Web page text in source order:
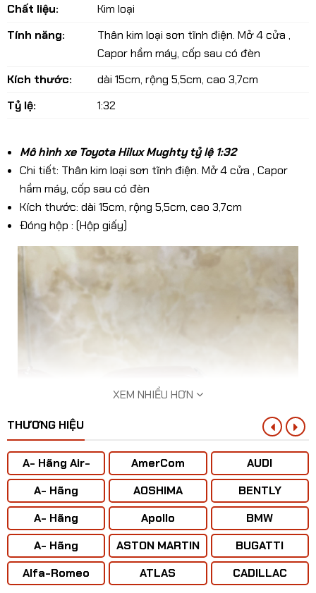
Chất liệu:
Kim loại
Tính năng:
Thân kim loại sơn tĩnh điện. Mở 4 cửa ,
Capor hầm máy, cốp sau có đèn
Kích thước:
dài 15cm, rộng 5,5cm, cao 3,7cm
Tỷ lệ:
1:32
Mô hình xe Toyota Hilux Mughty tỷ lệ 1:32
Chi tiết: Thân kim loại sơn tĩnh điện. Mở 4 cửa , Capor
hầm máy, cốp sau có đèn
Kích thước: dài 15cm, rộng 5,5cm, cao 3,7cm
Đóng hộp : (Hộp giấy)
​Mô hình xe Toyota Hilux Mughty tỷ lệ 1:32
XEM NHIỀU HƠN
THƯƠNG HIỆU
A- Hãng Air-
BUS
A- Hãng
ANTONOV ( Liên
Xô)
A- Hãng
BOENING
A- Hãng
CONCORD
Alfa-Romeo
AmerCom
AOSHIMA
Apollo
ASTON MARTIN
ATLAS
AUDI
BENTLY
BMW
BUGATTI
CADILLAC